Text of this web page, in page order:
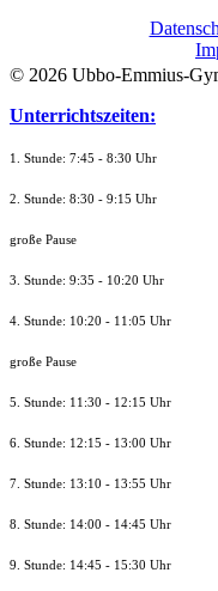
© 2026 Ubbo-Emmius-
Unterrichtszeiten:
1. Stunde: 7:45 - 8:30 Uhr
2. Stunde: 8:30 - 9:15 Uhr
große Pause
3. Stunde: 9:35 - 10:20 Uhr
4. Stunde: 10:20 - 11:05 Uhr
große Pause
5. Stunde: 11:30 - 12:15 Uhr
6. Stunde: 12:15 - 13:00 Uhr
7. Stunde: 13:10 - 13:55 Uhr
8. Stunde: 14:00 - 14:45 Uhr
9. Stunde: 14:45 - 15:30 Uhr